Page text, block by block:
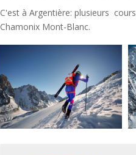
C'est à Argentière: plusieurs
Chamonix Mont-Blanc.